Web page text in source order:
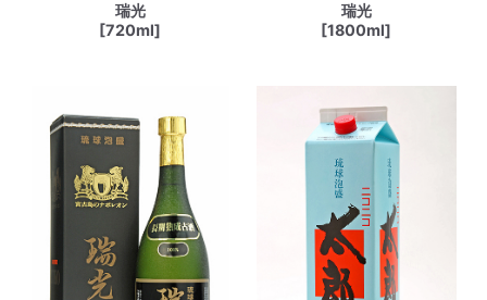
瑞光
[720ml]
瑞光
[1800ml]